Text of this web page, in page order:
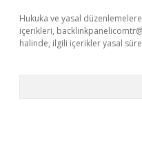
Hukuka ve yasal
içerikleri,
halinde, ilgili içerikler yasal